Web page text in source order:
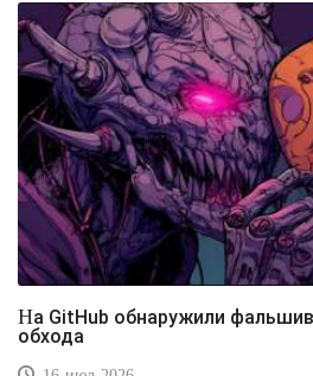
На GitHub обнаружили фальшивые утилиты для
обхода